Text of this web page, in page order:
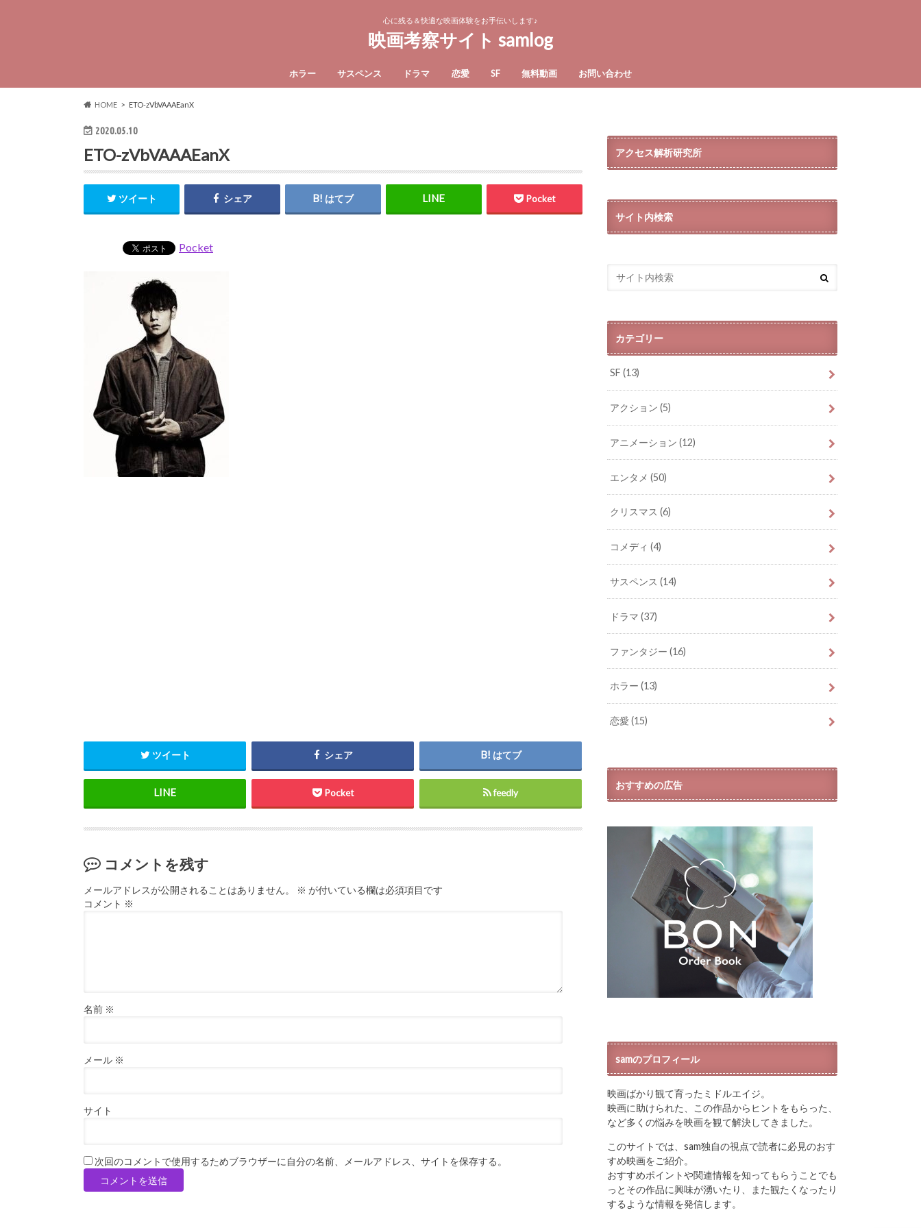
心に残る＆快適な映画体験をお手伝いします♪
映画考察サイト samlog
ホラー サスペンス ドラマ 恋愛 SF 無料動画 お問い合わせ
HOME ETO-zVbVAAAEanX
2020.05.10
ETO-zVbVAAAEanX
ツイート シェア はてブ Pocket
Pocket
ツイート シェア はてブ
Pocket feedly
コメントを残す
メールアドレスが公開されることはありません。 ※ が付いている欄は必須項目です
コメント ※
名前 ※
メール ※
サイト
次回のコメントで使用するためブラウザーに自分の名前、メールアドレス、サイトを保存する。
アクセス解析研究所
サイト内検索
カテゴリー
SF(13)
アクション(5)
アニメーション(12)
エンタメ(50)
クリスマス(6)
コメディ(4)
サスペンス(14)
ドラマ(37)
ファンタジー(16)
ホラー(13)
恋愛(15)
おすすめの広告
samのプロフィール
映画ばかり観て育ったミドルエイジ。
映画に助けられた、この作品からヒントをもらった、
など多くの悩みを映画を観て解決してきました。
このサイトでは、sam独自の視点で読者に必見のおす
すめ映画をご紹介。
おすすめポイントや関連情報を知ってもらうことでも
っとその作品に興味が湧いたり、また観たくなったり
するような情報を発信します。